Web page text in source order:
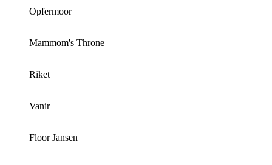
Opfermoor
Mammom's Throne
Riket
Vanir
Floor Jansen